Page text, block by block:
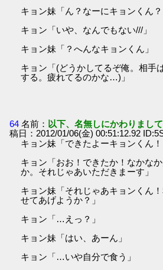
キョン妹「ん？なーにキョンくん？
キョン「いや、なんでもない///」
キョン妹「？へんなキョンくん」
キョン「(どうかしてるぞ俺。相手
する。疲れてるのかな…)」
64 名前： 以下、名無しにかわりまし
稿日：2012/01/06(金) 00:51:12.92
キョン妹「できたよーキョンくん！
キョン「おお！できたか！なかな
か。それじゃあいただきまーす」
キョン妹「それじゃあキョンくん
せてあげようか？」
キョン「…えっ？」
キョン妹「はい、あーん」
キョン「…いや自分で食う」